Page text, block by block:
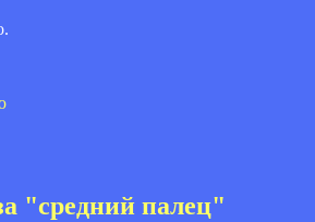
"средний палец"